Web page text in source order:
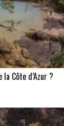
Côte d’Azur ?